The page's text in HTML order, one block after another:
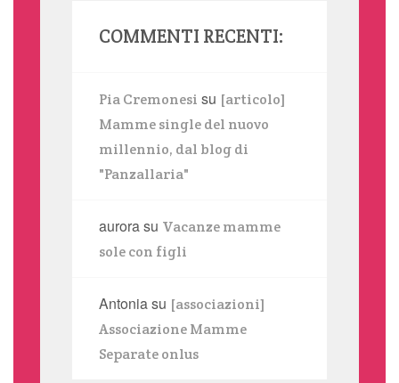
COMMENTI RECENTI:
Pia Cremonesi su [articolo]
Mamme single del nuovo
millennio, dal blog di
"Panzallaria"
aurorasu Vacanze mamme
sole con figli
Antoniasu [associazioni]
Associazione Mamme
Separate onlus